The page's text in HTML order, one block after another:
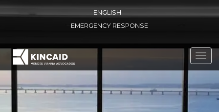
ENGLISH
EMERGENCY RESPONSE